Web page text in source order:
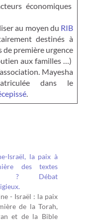
économiques
au moyen du RIB
destinés à
de première urgence
aux familles …)
Mayesha
dans le
Israël, la paix à
des textes
? Débat
- Israël : la paix
de la Torah,
et de la Bible